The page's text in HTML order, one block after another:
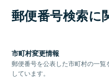
郵便番号検索に
市町村変更情報
郵便番号を公表した市町村の一
しています。